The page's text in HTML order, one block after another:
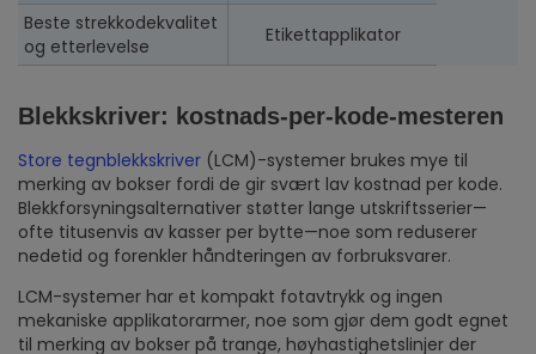
Beste strekkodekvalitet
og etterlevelse
Etikettapplikator
Blekkskriver: kostnads-per-kode-mesteren
Store tegnblekkskriver (LCM)-systemer brukes mye til
merking av bokser fordi de gir svært lav kostnad per kode.
Blekkforsyningsalternativer støtter lange utskriftsserier—
ofte titusenvis av kasser per bytte—noe som reduserer
nedetid og forenkler håndteringen av forbruksvarer.
LCM-systemer har et kompakt fotavtrykk og ingen
mekaniske applikatorarmer, noe som gjør dem godt egnet
til merking av bokser på trange, høyhastighetslinjer der